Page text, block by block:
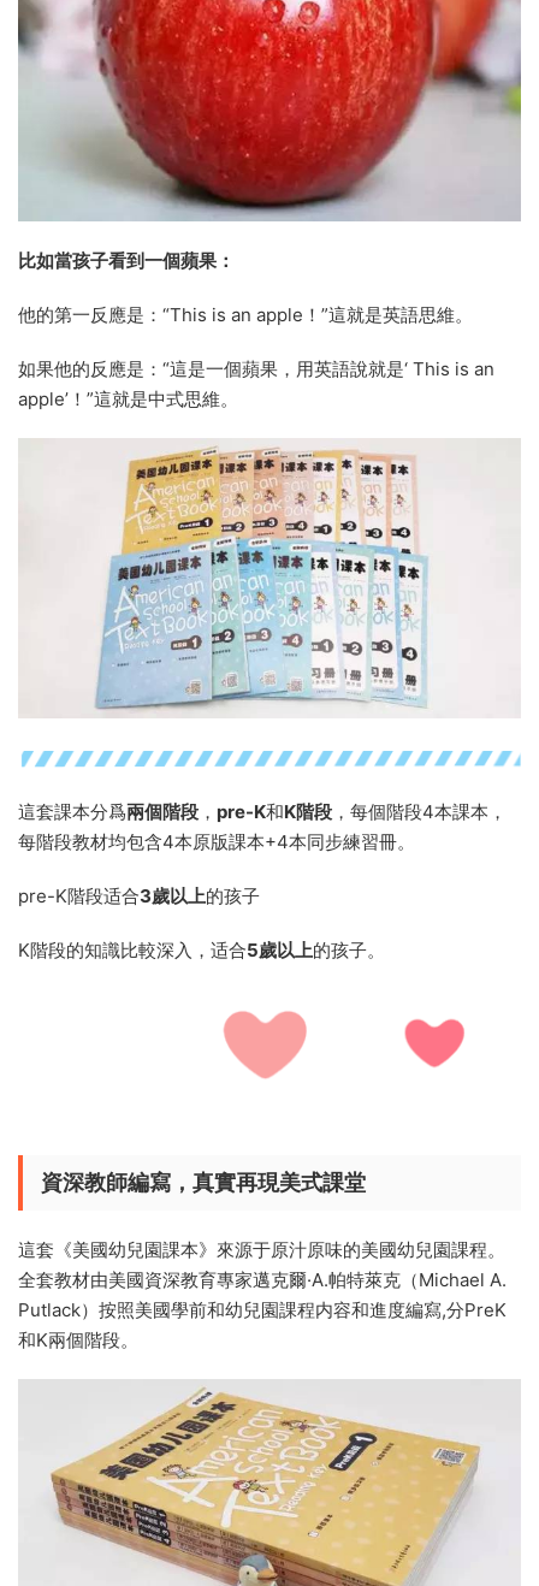
比如當孩子看到一個蘋果：
他的第一反應是：“This is an apple！”這就是英語思維。
如果他的反應是：“這是一個蘋果，用英語說就是‘ This is an
apple’！”這就是中式思維。
這套課本分爲兩個階段 ， pre-K和K階段 ，每個階段4本課本，
每階段教材均包含4本原版課本+4本同步練習冊。
pre-K階段适合3歲以上的孩子
K階段的知識比較深入，适合5歲以上的孩子。
資深教師編寫，真實再現美式課堂
這套《美國幼兒園課本》來源于原汁原味的美國幼兒園課程。
全套教材由美國資深教育專家邁克爾·A.帕特萊克（Michael A.
Putlack）按照美國學前和幼兒園課程内容和進度編寫,分PreK
和K兩個階段。